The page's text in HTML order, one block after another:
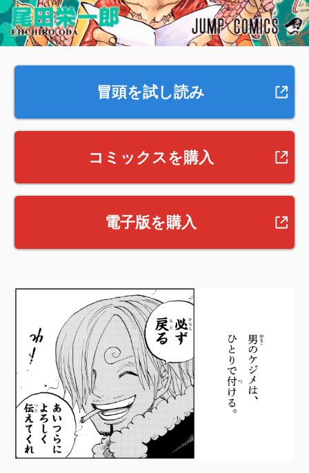
冒頭を試し読み
コミックスを購入
電子版を購入